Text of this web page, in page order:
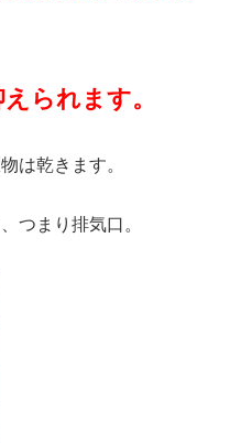
られます。
は乾きます。
つまり排気口。